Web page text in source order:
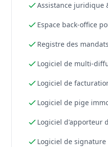
Assistance juridique
Espace back-office
Registre des
Logiciel de multi-
Logiciel de
Logiciel de pige
Logiciel d'apporteur
Logiciel de